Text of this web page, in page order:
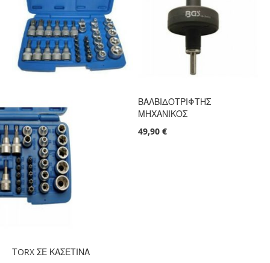
ΤORX ΣΕ ΚΑΣΕΤΙΝΑ
ΒΑΛΒΙΔΟΤΡΙΦΤΗΣ
ΜΗΧΑΝΙΚΟΣ
49,90 €